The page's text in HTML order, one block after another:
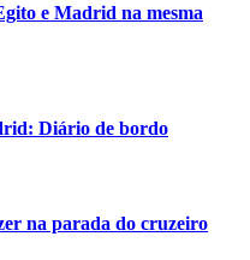
e Madrid na mesma
Diário de bordo
na parada do cruzeiro